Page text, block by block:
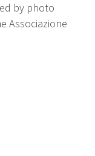
by photo
Associazione